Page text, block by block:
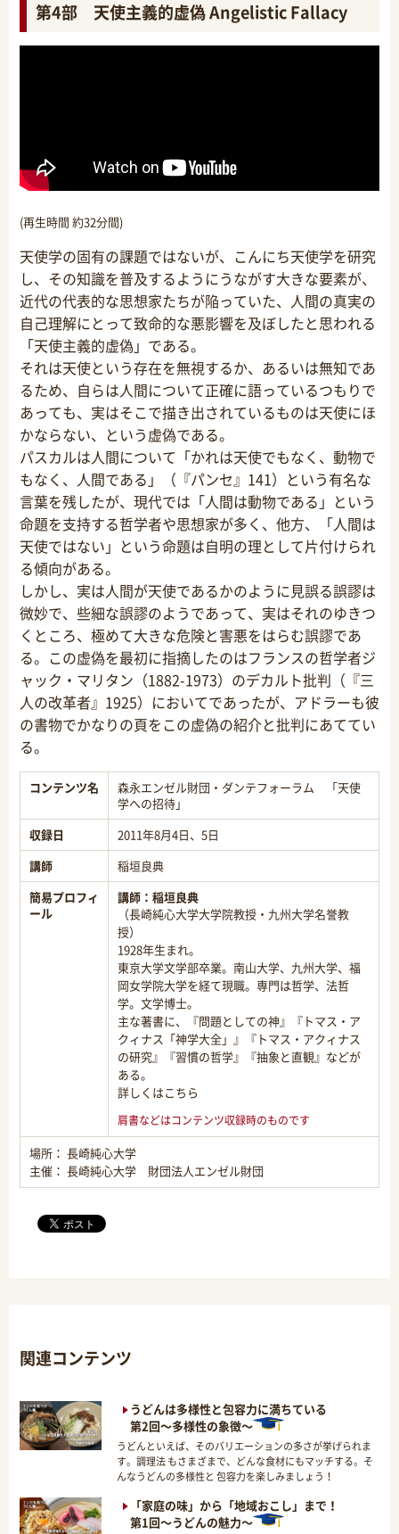
第4部 天使主義的虚偽 Angelistic Fallacy
(再生時間 約32分間)
天使学の固有の課題ではないが、こんにち天使学を研究
し、その知識を普及するようにうながす大きな要素が、
近代の代表的な思想家たちが陥っていた、人間の真実の
自己理解にとって致命的な悪影響を及ぼしたと思われる
「天使主義的虚偽」である。
それは天使という存在を無視するか、あるいは無知であ
るため、自らは人間について正確に語っているつもりで
あっても、実はそこで描き出されているものは天使にほ
かならない、という虚偽である。
パスカルは人間について「かれは天使でもなく、動物で
もなく、人間である」（『パンセ』141）という有名な
言葉を残したが、現代では「人間は動物である」という
命題を支持する哲学者や思想家が多く、他方、「人間は
天使ではない」という命題は自明の理として片付けられ
る傾向がある。
しかし、実は人間が天使であるかのように見誤る誤謬は
微妙で、些細な誤謬のようであって、実はそれのゆきつ
くところ、極めて大きな危険と害悪をはらむ誤謬であ
る。この虚偽を最初に指摘したのはフランスの哲学者ジ
ャック・マリタン（1882-1973）のデカルト批判（『三
人の改革者』1925）においてであったが、アドラーも彼
の書物でかなりの頁をこの虚偽の紹介と批判にあててい
る。
コンテンツ名
森永エンゼル財団・ダンテフォーラム 「天使
学への招待」
収録日
2011年8月4日、5日
講師
稲垣良典
簡易プロフィ
ール
講師： 稲垣良典
（長崎純心大学大学院教授・九州大学名誉教
授）
1928年生まれ。
東京大学文学部卒業。南山大学、九州大学、福
岡女学院大学を経て現職。専門は哲学、法哲
学。文学博士。
主な著書に、『問題としての神』『トマス・ア
クィナス「神学大全」』『トマス・アクィナス
の研究』『習慣の哲学』『抽象と直観』などが
ある。
詳しくはこちら
肩書などはコンテンツ収録時のものです
場所： 長崎純心大学
主催： 長崎純心大学 財団法人エンゼル財団
関連コンテンツ
うどんは多様性と包容力に満ちている
第2回～多様性の象徴～
うどんといえば、そのバリエーションの多さが挙げられま
す。調理法 もさまざまで、どんな食材にもマッチする。そ
んなうどんの多様性と 包容力を楽しみましょう！
「家庭の味」から「地域おこし」まで！
第1回～うどんの魅力～